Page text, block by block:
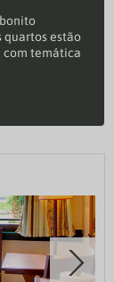
quartos estão
com temática